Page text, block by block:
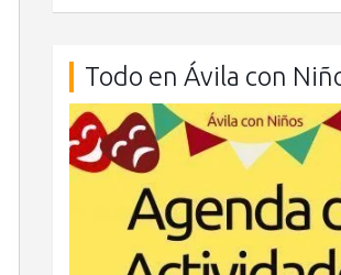
Todo en Ávila con